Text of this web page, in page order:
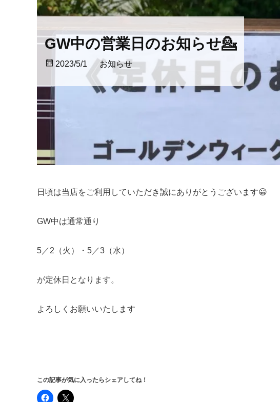
GW中の営業日のお知らせ💁
2023/5/1 お知らせ
日頃は当店をご利用していただき誠にありがとうございます😀
GW中は通常通り
5／2（火）・5／3（水）
が定休日となります。
よろしくお願いいたします
この記事が気に入ったらシェアしてね！